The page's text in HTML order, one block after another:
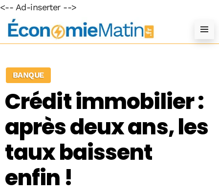
<-- Ad-inserter -->
BANQUE
Crédit immobilier :
après deux ans, les
taux baissent
enfin !